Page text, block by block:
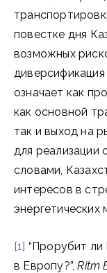
повестке дня
возможных
означает как
как основной
так и выход на
для реализации
словами,
интересов в
[1] “Прорубит ли
в Европу?”,Ritm